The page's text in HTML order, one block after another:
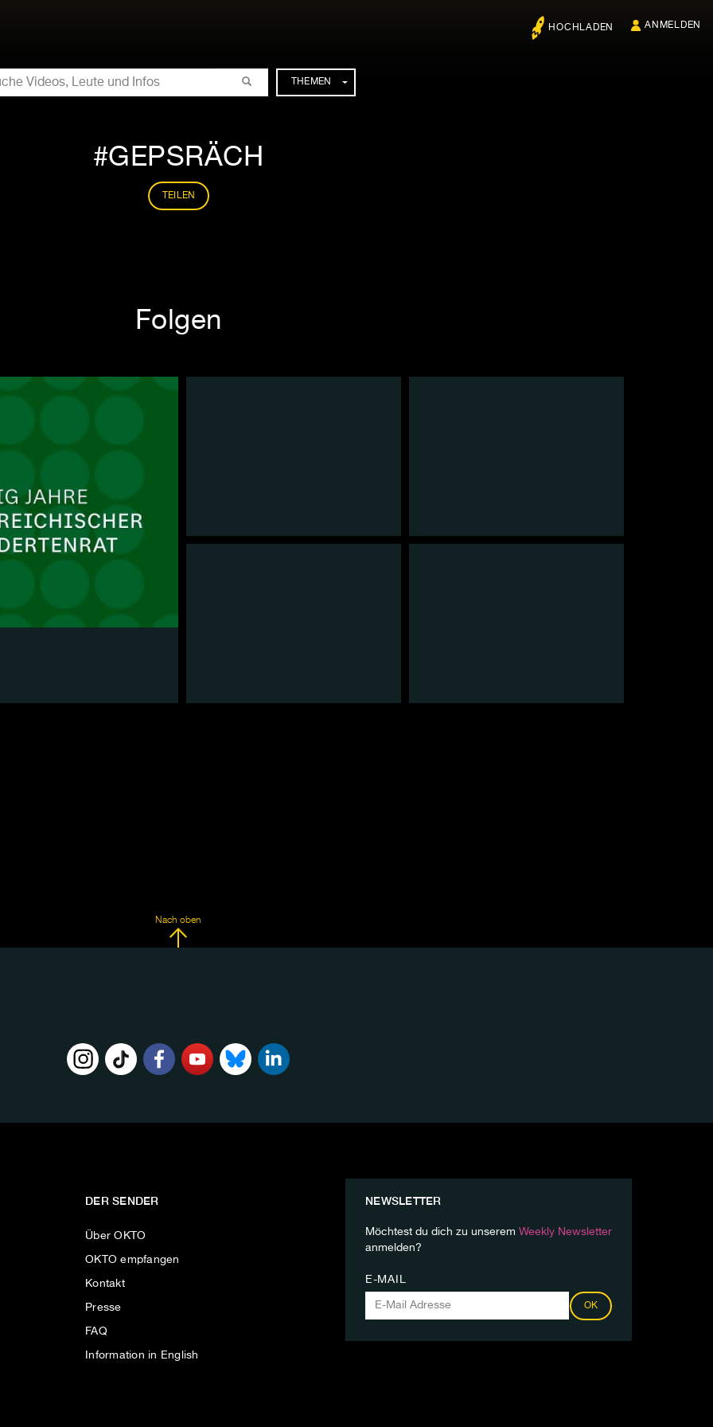
HOCHLADEN ANMELDEN
THEMEN
GEPSRÄCH
TEILEN
Folgen
Nach oben
DER SENDER
Über OKTO
OKTO empfangen
Kontakt
Presse
FAQ
Information in English
NEWSLETTER
Möchtest du dich zu unserem Weekly Newsletter
anmelden?
E-MAIL
OK